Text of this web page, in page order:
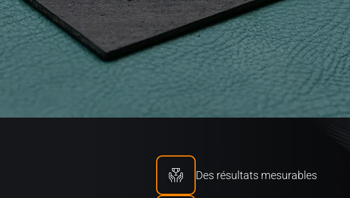
Des résultats mesurables